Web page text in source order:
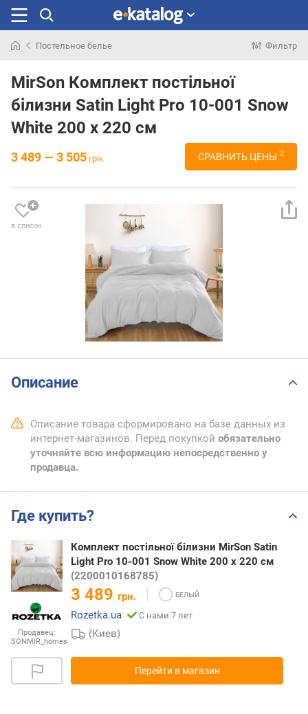
раньше
Постельное белье Фильтр
MirSon Комплект постільної
білизни Satin Light Pro 10-001 Snow
White 200 x 220 см
3 489 — 3 505 грн. СРАВНИТЬ ЦЕНЫ 2
в список
Описание
Описание товара сформировано на базе данных из
интернет-магазинов. Перед покупкой обязательно
уточняйте всю информацию непосредственно у
продавца.
Где купить?
Продавец:
SONMIR_homes
Комплект постільної білизни MirSon Satin
Light Pro 10-001 Snow White 200 x 220 см
(2200010168785)
3 489 грн.
Rozetka.ua
С нами 7 лет
(Киев)
Перейти в магазин